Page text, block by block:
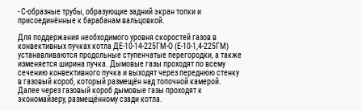
- С-образные трубы, образующие задний экран топки и
присоединённые к барабанам вальцовкой.
Для поддержания необходимого уровня скоростей газов в
конвективных пучках котла ДЕ-10-14-225ГМ-О (Е-10-1,4-225ГМ)
устанавливаются продольные ступенчатые перегородки, а также
изменяется ширина пучка. Дымовые газы проходят по всему
сечению конвективного пучка и выходят через переднюю стенку
в газовый короб, который размещён над топочной камерой.
Далее через газовый короб дымовые газы проходят к
экономайзеру, размещённому сзади котла.